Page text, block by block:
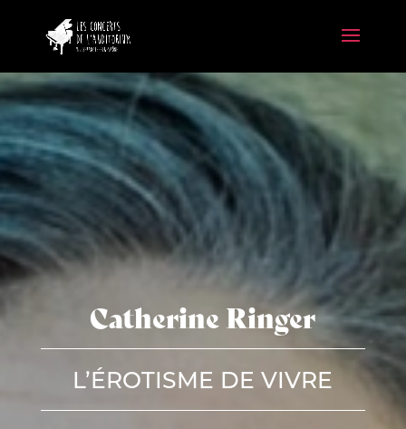
Catherine Ringer
L’ÉROTISME DE VIVRE